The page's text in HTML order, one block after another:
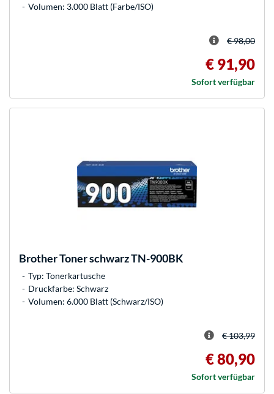
Volumen: 3.000 Blatt (Farbe/ISO)
€ 98,00
€ 91,90
Sofort verfügbar
BrotherToner schwarz TN-900BK
Typ: Tonerkartusche
Druckfarbe: Schwarz
Volumen: 6.000 Blatt (Schwarz/ISO)
€ 103,99
€ 80,90
Sofort verfügbar